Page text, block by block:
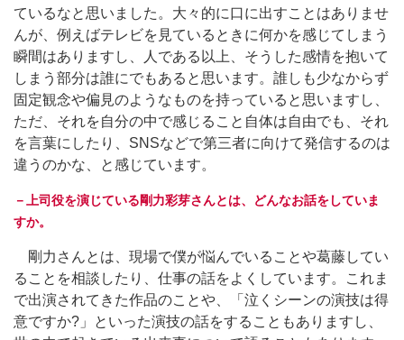
ているなと思いました。大々的に口に出すことはありませ
んが、例えばテレビを見ているときに何かを感じてしまう
瞬間はありますし、人である以上、そうした感情を抱いて
しまう部分は誰にでもあると思います。誰しも少なからず
固定観念や偏見のようなものを持っていると思いますし、
ただ、それを自分の中で感じること自体は自由でも、それ
を言葉にしたり、SNSなどで第三者に向けて発信するのは
違うのかな、と感じています。
－上司役を演じている剛力彩芽さんとは、どんなお話をしていま
すか。
剛力さんとは、現場で僕が悩んでいることや葛藤してい
ることを相談したり、仕事の話をよくしています。これま
で出演されてきた作品のことや、「泣くシーンの演技は得
意ですか?」といった演技の話をすることもありますし、